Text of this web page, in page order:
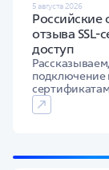
5 августа 2026
Российские
отзыва SSL-
доступ
подключение